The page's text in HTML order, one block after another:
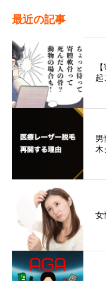
最近の記事
起
男
木
女